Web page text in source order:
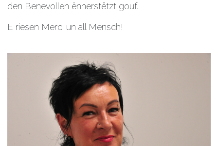
den Benevollen ënnerstëtzt gouf.
E riesen Merci un all Mënsch!